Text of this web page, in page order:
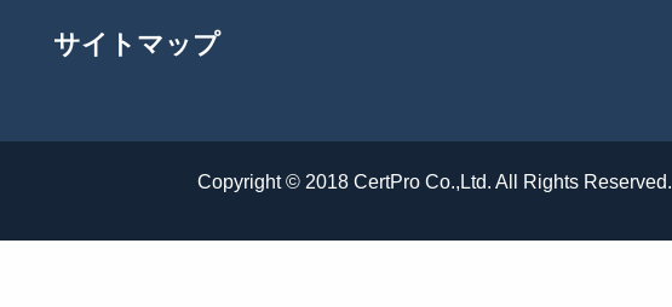
サイトマップ
Copyright © 2018 CertPro Co.,Ltd. All Rights Reserved.